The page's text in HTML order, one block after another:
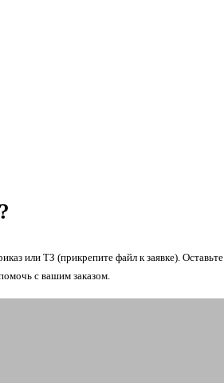
или ТЗ (прикрепите файл к заявке). Оставьте
с вашим заказом.